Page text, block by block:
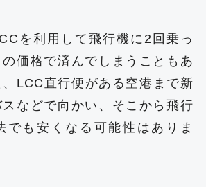
を利用して飛行機に2回乗っ
価格で済んでしまうこともあ
LCC直行便がある空港まで新
などで向かい、そこから飛行
でも安くなる可能性はありま